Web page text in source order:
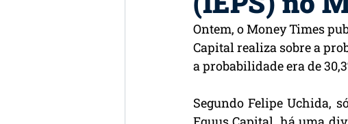
Ontem, o Money Times
Capital realiza sobre a
a probabilidade era de
Segundo Felipe Uchida,